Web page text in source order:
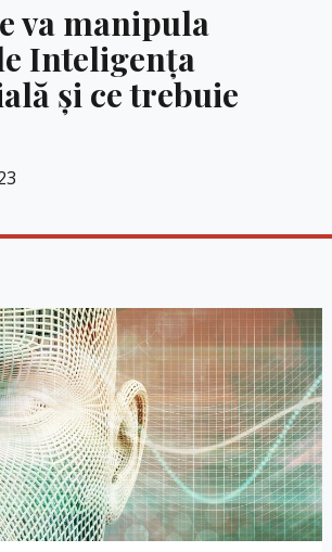
va manipula
Inteligența
și ce trebuie